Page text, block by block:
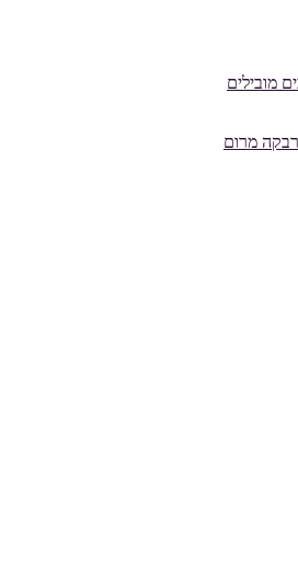
מובילים
מרום